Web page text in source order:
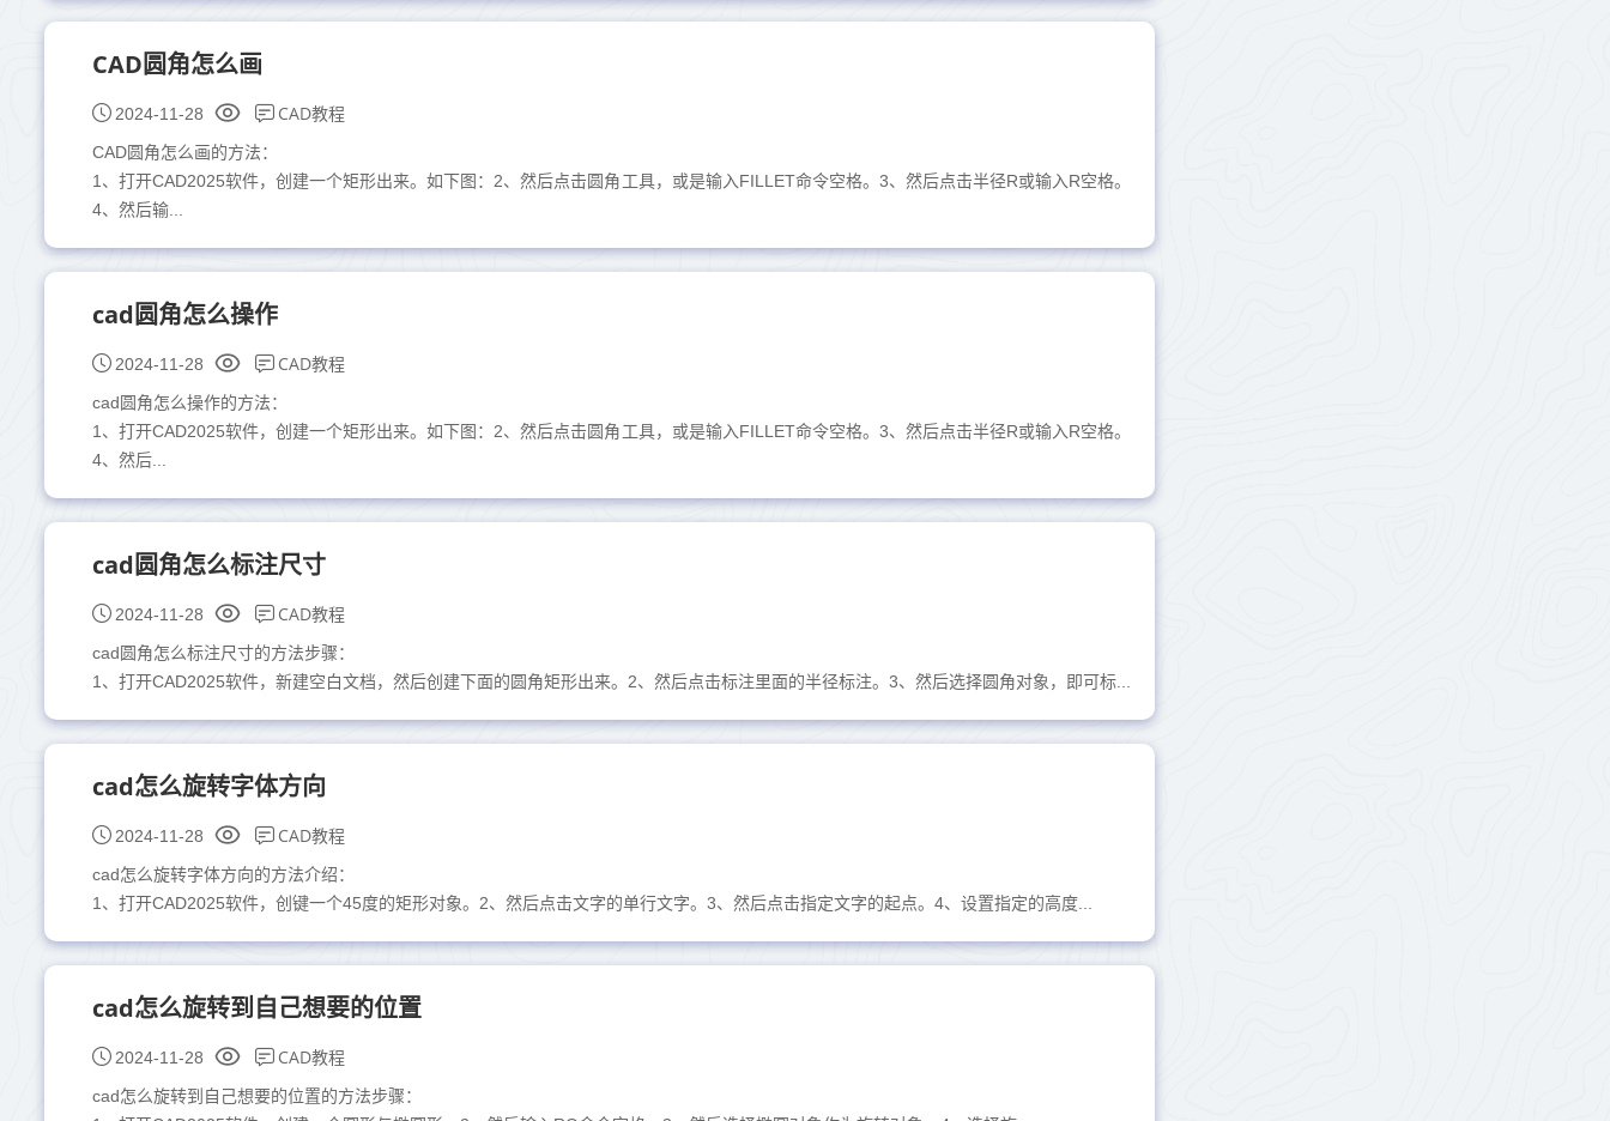
CAD圆角怎么画
2024-11-28 CAD教程
CAD圆角怎么画的方法：
1、打开CAD2025软件，创建一个矩形出来。如下图：2、然后点击圆角工具，或是输入FILLET命令空格。3、然后点击半径R或输入R空格。
4、然后输...
cad圆角怎么操作
2024-11-28 CAD教程
cad圆角怎么操作的方法：
1、打开CAD2025软件，创建一个矩形出来。如下图：2、然后点击圆角工具，或是输入FILLET命令空格。3、然后点击半径R或输入R空格。
4、然后...
cad圆角怎么标注尺寸
2024-11-28 CAD教程
cad圆角怎么标注尺寸的方法步骤：
1、打开CAD2025软件，新建空白文档，然后创建下面的圆角矩形出来。2、然后点击标注里面的半径标注。3、然后选择圆角对象，即可标...
cad怎么旋转字体方向
2024-11-28 CAD教程
cad怎么旋转字体方向的方法介绍：
1、打开CAD2025软件，创键一个45度的矩形对象。2、然后点击文字的单行文字。3、然后点击指定文字的起点。4、设置指定的高度...
cad怎么旋转到自己想要的位置
2024-11-28 CAD教程
cad怎么旋转到自己想要的位置的方法步骤：